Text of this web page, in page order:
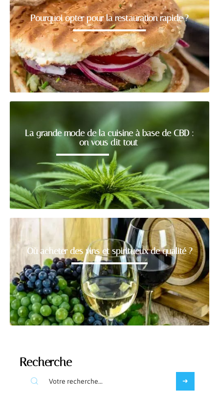
Pourquoi opter pour la restauration rapide ?
La grande mode de la cuisine à base de CBD :
on vous dit tout
Où acheter des vins et spiritueux de qualité ?
Recherche